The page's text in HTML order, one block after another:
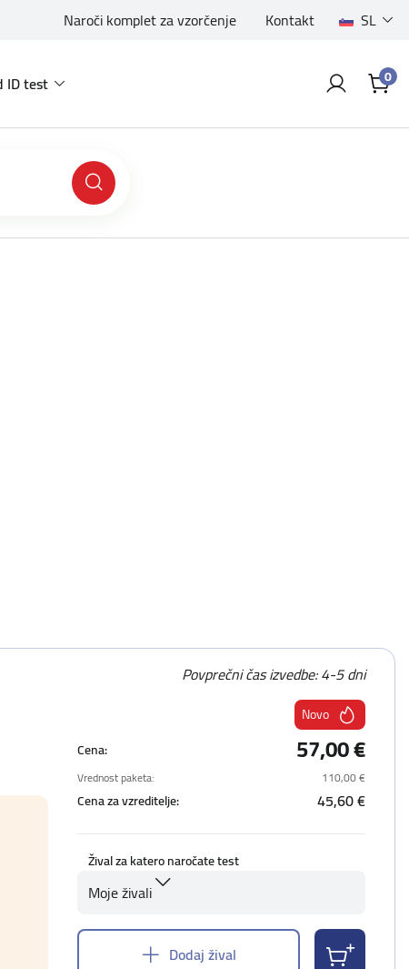
Naroči komplet za vzorčenje Kontakt SL
ID test 0
Povprečni čas izvedbe: 4-5 dni
Novo
Cena:
57,00 €
Vrednost paketa: 110,00 €
Cena za vzreditelje: 45,60 €
Žival za katero naročate test
Moje živali
Dodaj žival